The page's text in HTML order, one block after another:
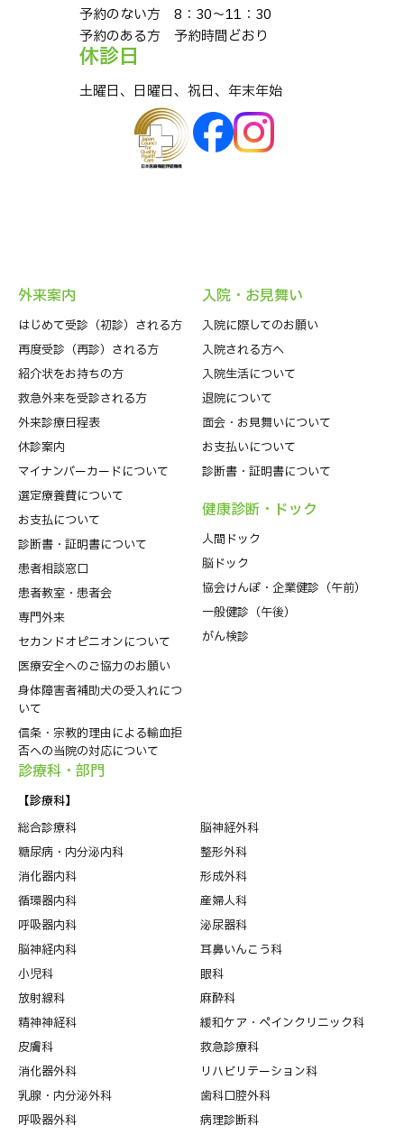
予約のない⽅ 8：30〜11：30
予約のある⽅ 予約時間どおり
休診⽇
⼟曜⽇、⽇曜⽇、祝⽇、年末年始
外来案内
はじめて受診（初診）される⽅
再度受診（再診）される方
紹介状をお持ちの⽅
救急外来を受診される⽅
外来診療⽇程表
休診案内
マイナンバーカードについて
選定療養費について
お支払について
診断書・証明書について
患者相談窓口
患者教室・患者会
専門外来
セカンドオピニオンについて
医療安全へのご協力のお願い
身体障害者補助犬の受入れにつ
いて
信条・宗教的理由による輸血拒
否への当院の対応について
⼊院・お⾒舞い
入院に際してのお願い
入院される方へ
入院生活について
退院について
⾯会・お見舞いについて
お支払いについて
診断書・証明書について
健康診断・ドック
人間ドック
脳ドック
協会けんぽ・企業健診（午前）
一般健診（午後）
がん検診
診療科・部⾨
【診療科】
総合診療科
糖尿病・内分泌内科
消化器内科
循環器内科
呼吸器内科
脳神経内科
小児科
放射線科
精神神経科
皮膚科
消化器外科
乳腺・内分泌外科
呼吸器外科
脳神経外科
整形外科
形成外科
産婦人科
泌尿器科
耳鼻いんこう科
眼科
麻酔科
緩和ケア・ペインクリニック科
救急診療科
リハビリテーション科
歯科口腔外科
病理診断科